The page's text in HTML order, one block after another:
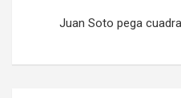
Juan Soto pega